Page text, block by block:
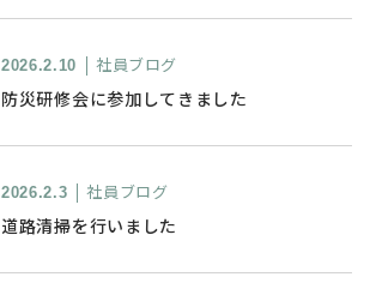
2026.2.10 社員ブログ
防災研修会に参加してきました
2026.2.3 社員ブログ
道路清掃を行いました